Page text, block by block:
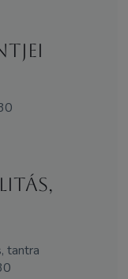
tantra